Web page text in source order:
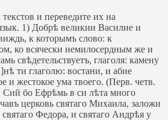
и переведите их на
1) Добрѣ великии Василие и
к которымъ слово: к
ко всячески немилосердным же и
свѣдетельствуетъ, глаголя: камену
ти глаголю: востани, и абие
и жестокое ума твоего. (Перв. четв.
бо Ефрѣмь в си лѣта много
церковь святаго Михаила, заложи
Федора, и святаго Андрѣя у